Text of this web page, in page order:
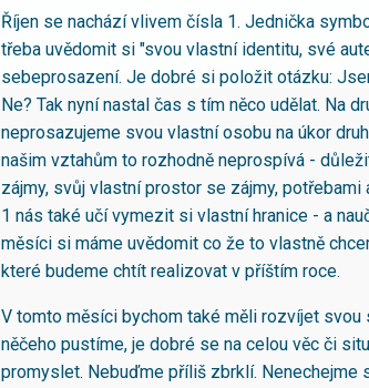
Říjen se nachází vlivem čísla 1. Jednička
třeba uvědomit si "svou vlastní identitu, své
sebeprosazení. Je dobré si položit otázku:
Ne? Tak nyní nastal čas s tím něco udělat. Na
neprosazujeme svou vlastní osobu na úkor
našim vztahům to rozhodně neprospívá -
zájmy, svůj vlastní prostor se zájmy,
1 nás také učí vymezit si vlastní hranice - a
měsíci si máme uvědomit co že to vlastně
které budeme chtít realizovat v příštím roce.
V tomto měsíci bychom také měli rozvíjet
něčeho pustíme, je dobré se na celou věc či
promyslet. Nebuďme příliš zbrklí.